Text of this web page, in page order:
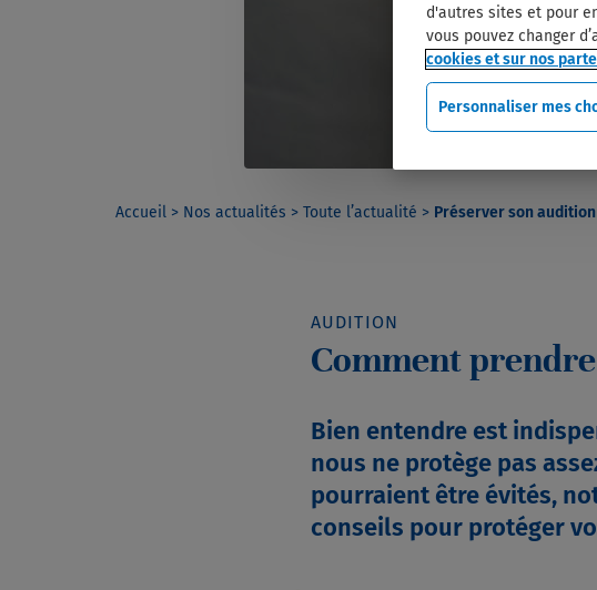
Accueil > Nos actualités >Toute l’actualité > Préserver son audition
AUDITION
Comment
Bien entendre est
nous ne protège pas
pourraient être évités,
conseils pour protéger
d'autres sites et pour
vous pouvez changer
cookies et sur nos
Personnaliser mes